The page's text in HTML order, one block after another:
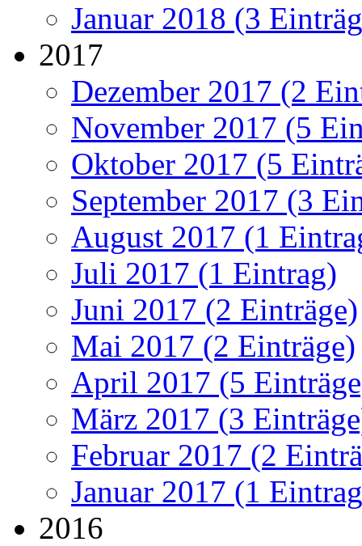
Januar 2018 (3
2017
Dezember 2017 (2
November 2017 (5
Oktober 2017 (5
September 2017 (3
August 2017 (1
Juli 2017 (1 Eintrag)
Juni 2017 (2 Einträge)
Mai 2017 (2 Einträge)
April 2017 (5
März 2017 (3
Februar 2017 (2
Januar 2017 (1
2016